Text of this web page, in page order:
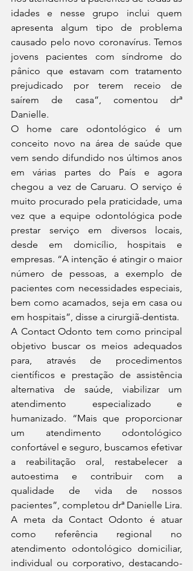
idades e nesse grupo inclui quem
apresenta algum tipo de problema
causado pelo novo coronavírus. Temos
jovens pacientes com síndrome do
pânico que estavam com tratamento
prejudicado por terem receio de
saírem de casa”, comentou drª
Danielle.
O home care odontológico é um
conceito novo na área de saúde que
vem sendo difundido nos últimos anos
em várias partes do País e agora
chegou a vez de Caruaru. O serviço é
muito procurado pela praticidade, uma
vez que a equipe odontológica pode
prestar serviço em diversos locais,
desde em domicílio, hospitais e
empresas. “A intenção é atingir o maior
número de pessoas, a exemplo de
pacientes com necessidades especiais,
bem como acamados, seja em casa ou
em hospitais”, disse a cirurgiã-dentista.
A Contact Odonto tem como principal
objetivo buscar os meios adequados
para, através de procedimentos
científicos e prestação de assistência
alternativa de saúde, viabilizar um
atendimento especializado e
humanizado. “Mais que proporcionar
um atendimento odontológico
confortável e seguro, buscamos efetivar
a reabilitação oral, restabelecer a
autoestima e contribuir com a
qualidade de vida de nossos
pacientes”, completou drª Danielle Lira.
A meta da Contact Odonto é atuar
como referência regional no
atendimento odontológico domiciliar,
individual ou corporativo, destacando-